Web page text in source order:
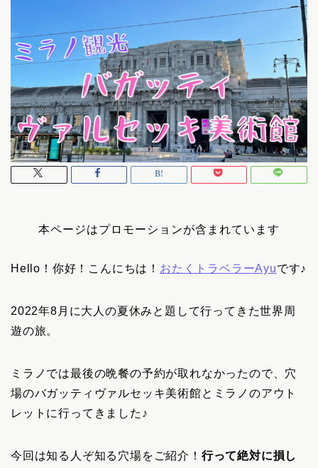
本ページはプロモーションが含まれています
Hello！你好！こんにちは！ おたくトラベラーAyuです♪
2022年8月に大人の夏休みと題して行ってきた世界周
遊の旅。
ミラノでは最後の晩餐の予約が取れなかったので、穴
場のバガッティヴァルセッキ美術館とミラノのアウト
レットに行ってきました♪
今回は知る人ぞ知る穴場をご紹介！ 行って絶対に損し